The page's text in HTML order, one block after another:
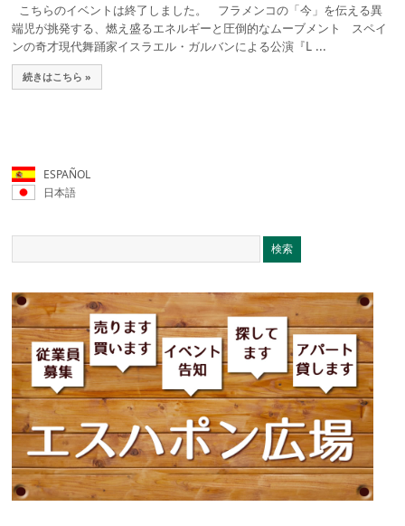
こちらのイベントは終了しました。 フラメンコの「今」を伝える異
端児が挑発する、燃え盛るエネルギーと圧倒的なムーブメント スペイ
ンの奇才現代舞踊家イスラエル・ガルバンによる公演『L ...
続きはこちら »
ESPAÑOL
日本語